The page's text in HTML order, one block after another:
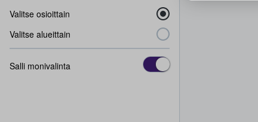
Valitse osioittain
Valitse alueittain
Salli monivalinta